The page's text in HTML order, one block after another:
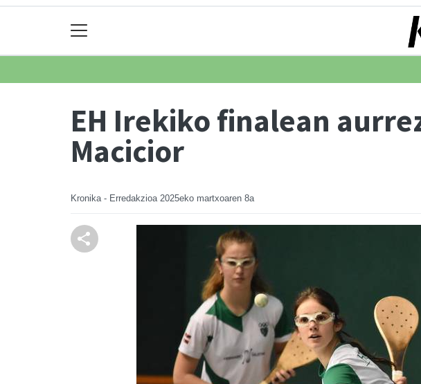
EH Irekiko finalean
Macicior
Kronika - Erredakzioa 2025eko martxoaren 8a